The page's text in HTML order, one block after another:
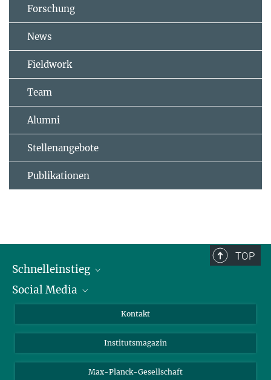
Forschung
News
Fieldwork
Team
Alumni
Stellenangebote
Publikationen
TOP
Schnelleinstieg
Alumni
Fördernde
Social Media
Bluesky
Facebook
Kontakt
Institutsmagazin
Max-Planck-Gesellschaft